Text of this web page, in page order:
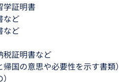
学証明書
ど
ど
証明書など
国の意思や必要性を示す書類）